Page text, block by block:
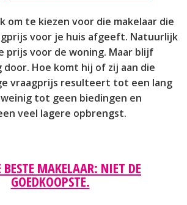
om te kiezen voor die makelaar die
voor je huis afgeeft. Natuurlijk
prijs voor de woning. Maar blijf
door. Hoe komt hij of zij aan die
vraagprijs resulteert tot een lang
tot geen biedingen en
veel lagere opbrengst.
BESTE MAKELAAR: NIET DE
GOEDKOOPSTE.